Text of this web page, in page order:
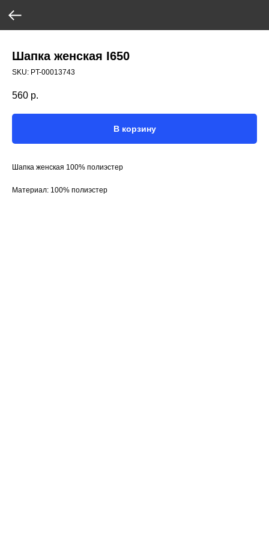
Шапка женская I650
SKU: PT-00013743
560 р.
В корзину
Шапка женская 100% полиэстер
Материал: 100% полиэстер